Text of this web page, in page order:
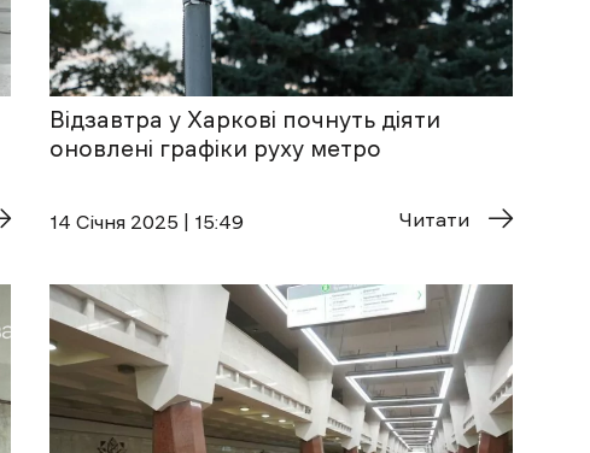
Відзавтра у Харкові почнуть діяти
оновлені графіки руху метро
14 Січня 2025 | 15:49 Читати